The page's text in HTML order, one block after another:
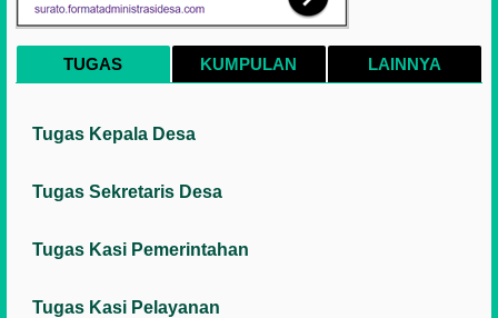
TUGAS KUMPULAN LAINNYA
Tugas Kepala Desa
Tugas Sekretaris Desa
Tugas Kasi Pemerintahan
Tugas Kasi Pelayanan